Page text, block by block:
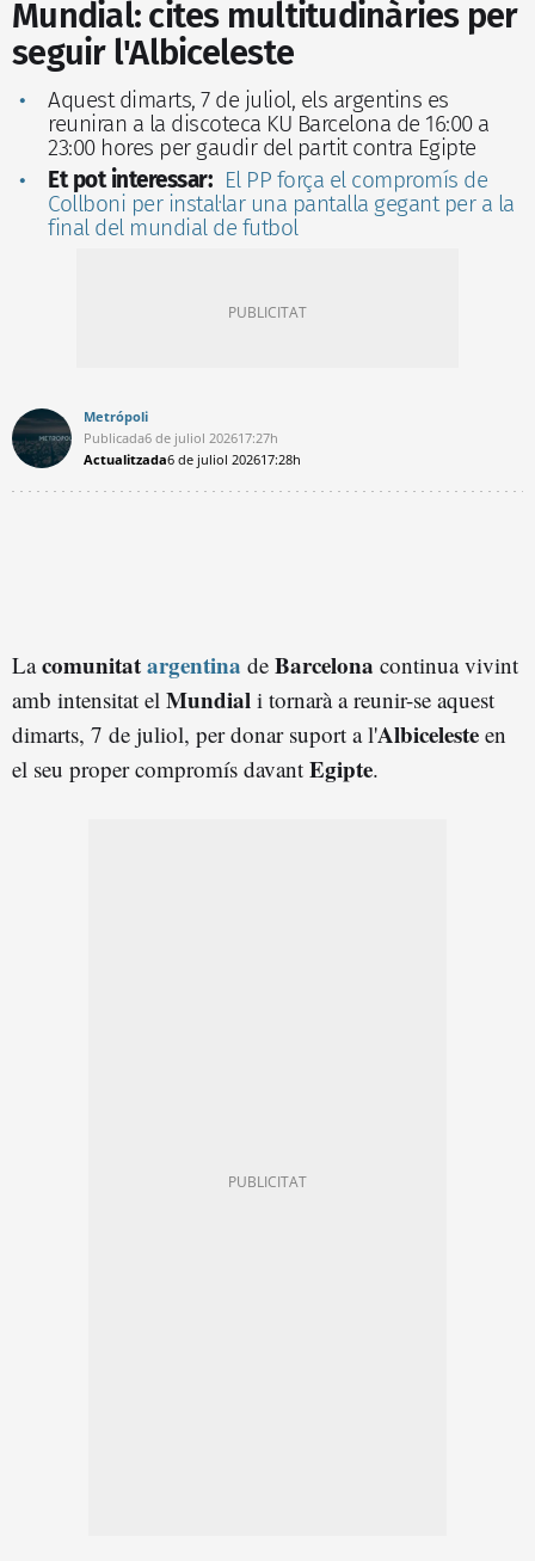
Mundial: cites multitudinàries per
seguir l'Albiceleste
Aquest dimarts, 7 de juliol, els argentins es
reuniran a la discoteca KU Barcelona de 16:00 a
23:00 hores per gaudir del partit contra Egipte
Et pot interessar: El PP força el compromís de
Collboni per instal·lar una pantalla gegant per a la
final del mundial de futbol
Metrópoli
Publicada6 de juliol 202617:27h
Actualitzada6 de juliol 202617:28h
Lacomunitatargentina de Barcelona continua vivint
amb intensitat el Mundial i tornarà a reunir-se aquest
dimarts, 7 de juliol, per donar suport a l'Albiceleste en
el seu proper compromís davant Egipte.